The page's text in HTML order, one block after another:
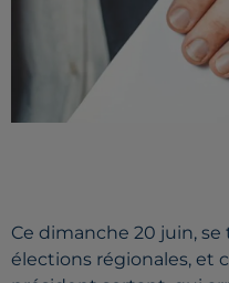
Ce dimanche 20 juin,
élections régionales, et